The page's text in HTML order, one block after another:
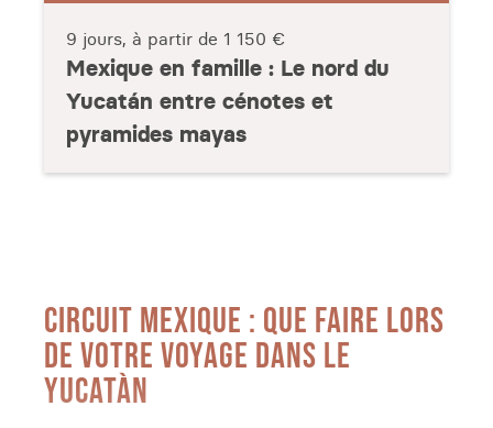
9 jours, à partir de 1 150 €
Mexique en famille : Le nord du
Yucatán entre cénotes et
pyramides mayas
CIRCUIT MEXIQUE : QUE FAIRE LORS
DE VOTRE VOYAGE DANS LE
YUCATÀN